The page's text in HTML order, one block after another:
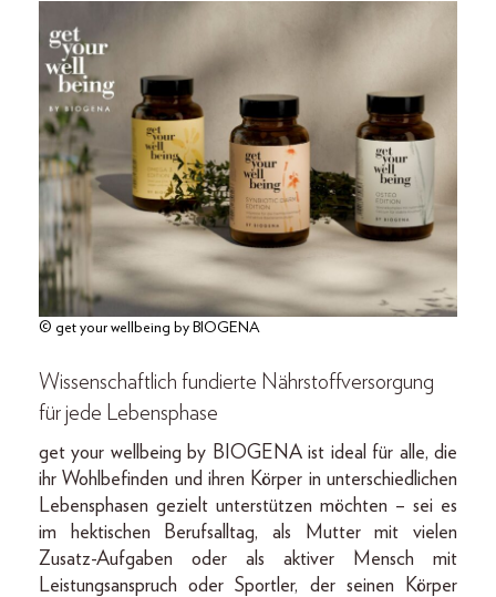
© get your wellbeing by BIOGENA
Wissenschaftlich fundierte Nährstoffversorgung
für jede Lebensphase
get your wellbeing by BIOGENA ist ideal für alle, die
ihr Wohlbefinden und ihren Körper in unterschiedlichen
Lebensphasen gezielt unterstützen möchten – sei es
im hektischen Berufsalltag, als Mutter mit vielen
Zusatz-Aufgaben oder als aktiver Mensch mit
Leistungsanspruch oder Sportler, der seinen Körper